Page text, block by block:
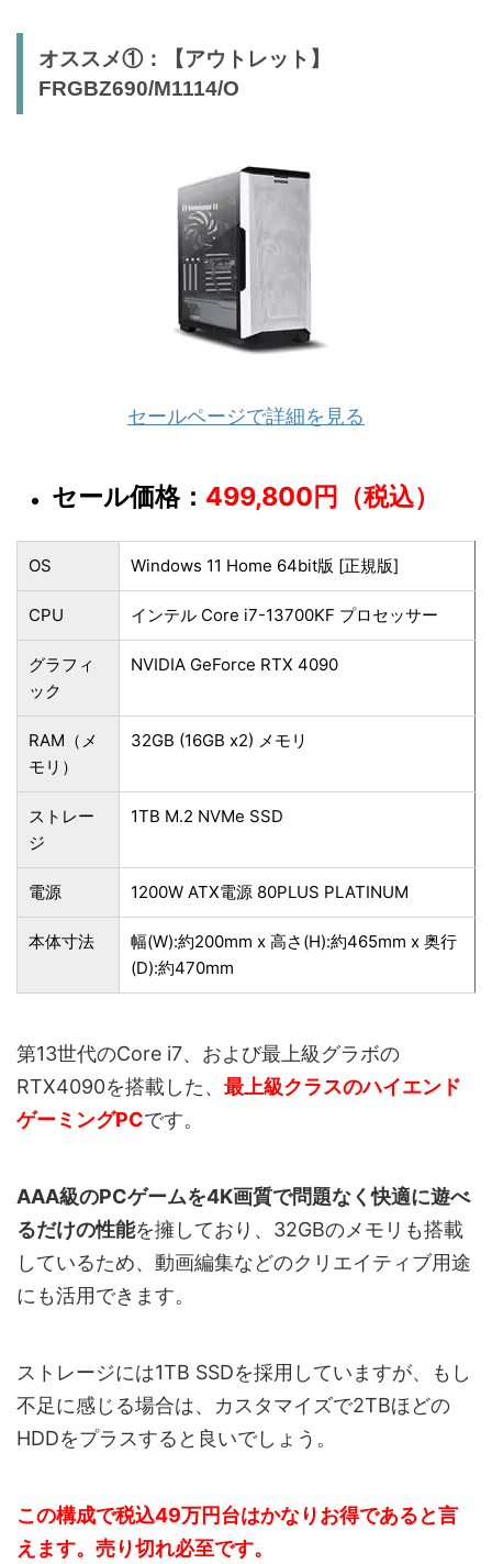
オススメ①：【アウトレット】
FRGBZ690/M1114/O
セールページで詳細を見る
セール価格： 499,800円（税込）
OS Windows 11 Home 64bit版 [正規版]
CPU インテル Core i7-13700KF プロセッサー
グラフィ
ック
NVIDIA GeForce RTX 4090
RAM（メ
モリ）
32GB (16GB x2) メモリ
ストレー
ジ
1TB M.2 NVMe SSD
電源 1200W ATX電源 80PLUS PLATINUM
本体寸法
幅(W):約200mm x 高さ(H):約465mm x 奥行
(D):約470mm
第13世代のCore i7、および最上級グラボの
RTX4090を搭載した、 最上級クラスのハイエンド
ゲーミングPCです。
AAA級のPCゲームを4K画質で問題なく快適に遊べ
るだけの性能を擁しており、32GBのメモリも搭載
しているため、動画編集などのクリエイティブ用途
にも活用できます。
ストレージには1TB SSDを採用していますが、もし
不足に感じる場合は、カスタマイズで2TBほどの
HDDをプラスすると良いでしょう。
この構成で税込49万円台はかなりお得であると言
えます。売り切れ必至です。